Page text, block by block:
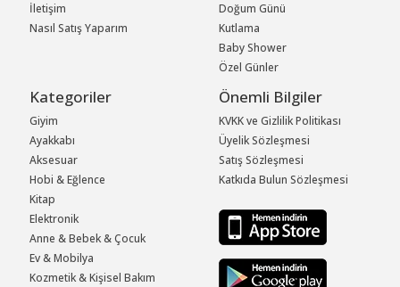
İletişim
Nasıl Satış Yaparım
Doğum Günü
Kutlama
Baby Shower
Özel Günler
Kategoriler
Giyim
Ayakkabı
Aksesuar
Hobi & Eğlence
Kitap
Elektronik
Anne & Bebek & Çocuk
Ev & Mobilya
Kozmetik & Kişisel Bakım
Önemli Bilgiler
KVKK ve Gizlilik Politikası
Üyelik Sözleşmesi
Satış Sözleşmesi
Katkıda Bulun Sözleşmesi